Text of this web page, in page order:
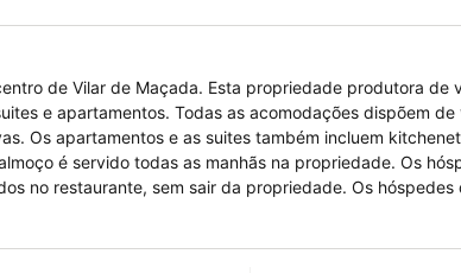
de Vilar de Maçada. Esta propriedade produtora de
Os apartamentos e as suites também incluem
no restaurante, sem sair da propriedade. Os hóspedes
kitchenettes totalmente equipadas. O restaurante mais
serviço de babysitting, mediante um custo adicional, nas